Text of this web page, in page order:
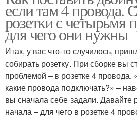
если там 4 провода.
розетки с четырьмя
для чего они нужны
Итак, у вас что-то случилось,
собирать розетку. При сборке вы
проблемой – в розетке 4 провода.
какие провода подключать?» –
вы сначала себе задали. Давайте
начала – для чего в розетке 4